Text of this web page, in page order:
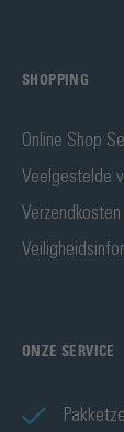
SHOPPING
Online Shop
Veelgestelde
Verzendkosten
ONZE SERVICE